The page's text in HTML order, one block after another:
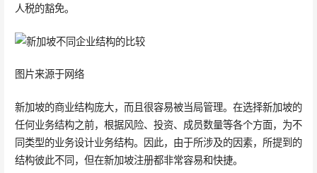
人税的豁免。
图片来源于网络
新加坡的商业结构庞大，而且很容易被当局管理。在选择新加坡的
任何业务结构之前，根据风险、投资、成员数量等各个方面，为不
同类型的业务设计业务结构。因此，由于所涉及的因素，所提到的
结构彼此不同，但在新加坡注册都非常容易和快捷。